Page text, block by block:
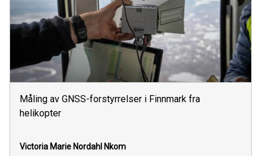
Måling av GNSS-forstyrrelser i Finnmark fra
helikopter
Victoria Marie Nordahl Nkom